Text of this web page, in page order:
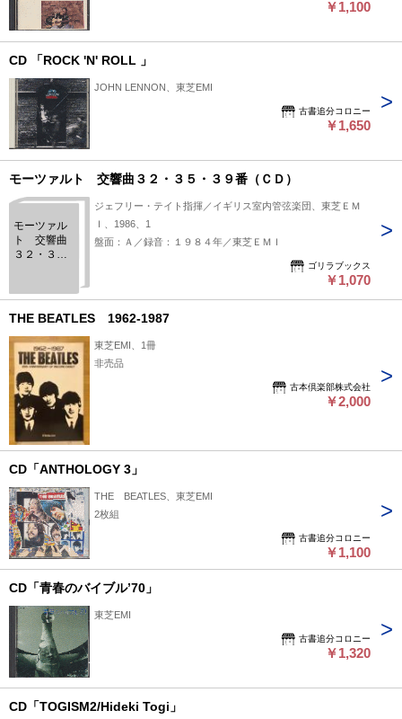
￥1,100
CD 「ROCK 'N' ROLL 」
JOHN LENNON、東芝EMI
古書追分コロニー
￥1,650
モーツァルト 交響曲３２・３５・３９番（ＣＤ）
モーツァル
ト 交響曲
３２・３
ジェフリー・テイト指揮／イギリス室内管弦楽団、東芝ＥＭ
Ｉ、1986、1
盤面：Ａ／録音：１９８４年／東芝ＥＭＩ
ゴリラブックス
￥1,070
THE BEATLES 1962-1987
東芝EMI、1冊
非売品
古本倶楽部株式会社
￥2,000
CD「ANTHOLOGY 3」
THE BEATLES、東芝EMI
2枚組
古書追分コロニー
￥1,100
CD「青春のバイブル’70」
東芝EMI
古書追分コロニー
￥1,320
CD「TOGISM2/Hideki Togi」